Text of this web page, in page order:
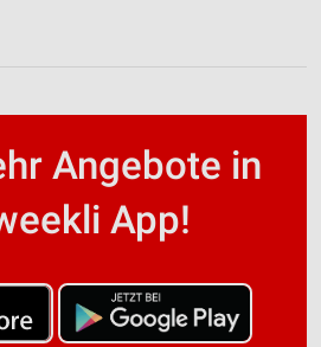
Angebote in
App!